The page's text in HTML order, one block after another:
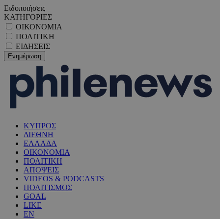
Ειδοποιήσεις
ΚΑΤΗΓΟΡΙΕΣ
ΟΙΚΟΝΟΜΙΑ
ΠΟΛΙΤΙΚΗ
ΕΙΔΗΣΕΙΣ
ΚΥΠΡΟΣ
ΔΙΕΘΝΗ
ΕΛΛΑΔΑ
ΟΙΚΟΝΟΜΙΑ
ΠΟΛΙΤΙΚΗ
ΑΠΟΨΕΙΣ
VIDEOS & PODCASTS
ΠΟΛΙΤΙΣΜΟΣ
GOAL
LIKE
EN